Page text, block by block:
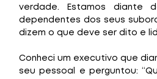
verdade. Estamos diante
dependentes dos seus
dizem o que deve ser dito e
Conheci um executivo que
seu pessoal e perguntou: